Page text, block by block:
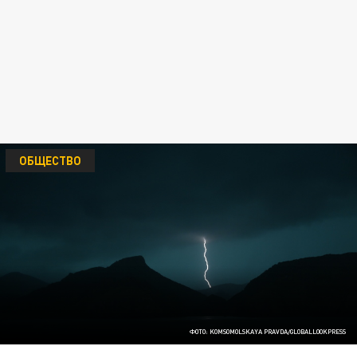
ФОТО: KOMSOMOLSKAYA PRAVDA/GLOBALLOOKPRESS
ОБЩЕСТВО